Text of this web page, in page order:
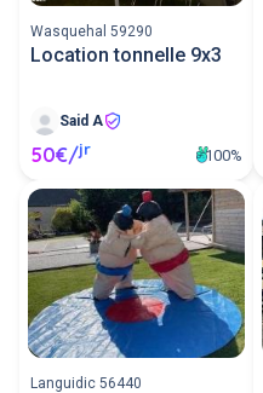
Wasquehal 59290
Location tonnelle 9x3
Said A
50€/jr 100%
Languidic 56440